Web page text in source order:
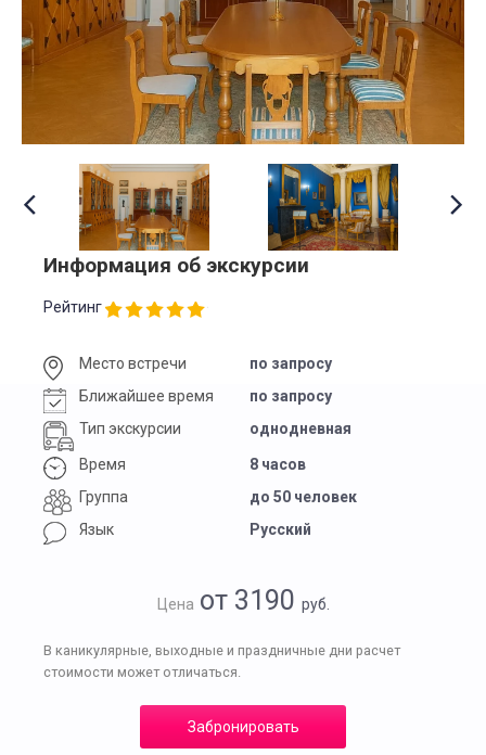
Информация об экскурсии
Рейтинг
Место встречи
по запросу
Ближайшее время
по запросу
Тип экскурсии
однодневная
Время
8 часов
Группа
до 50 человек
Язык
Русский
Цена от 3190 руб.
В каникулярные, выходные и праздничные дни расчет
стоимости может отличаться.
Забронировать